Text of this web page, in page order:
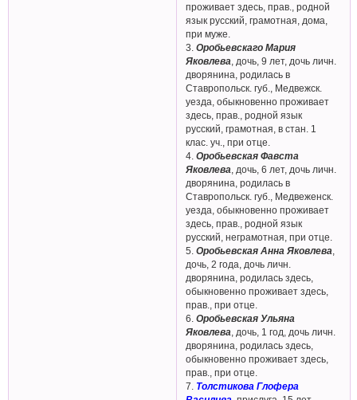
проживает здесь, прав., родной
язык русский, грамотная, дома,
при муже.
3.Оробьевскаго Мария
Яковлева , дочь, 9 лет, дочь личн.
дворянина, родилась в
Ставропольск. губ., Медвежск.
уезда, обыкновенно проживает
здесь, прав., родной язык
русский, грамотная, в стан. 1
клас. уч., при отце.
4.Оробьевская Фавста
Яковлева , дочь, 6 лет, дочь личн.
дворянина, родилась в
Ставропольск. губ., Медвеженск.
уезда, обыкновенно проживает
здесь, прав., родной язык
русский, неграмотная, при отце.
5.Оробьевская Анна Яковлева
дочь, 2 года, дочь личн.
дворянина, родилась здесь,
обыкновенно проживает здесь,
прав., при отце.
6.Оробьевская Ульяна
Яковлева , дочь, 1 год, дочь личн.
дворянина, родилась здесь,
обыкновенно проживает здесь,
прав., при отце.
7. Толстикова Глофера